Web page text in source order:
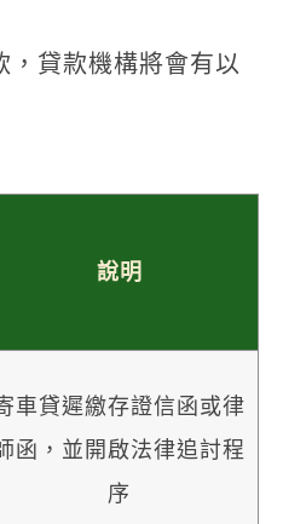
，貸款機構將會有以
說明
車貸遲繳存證信函或律
函，並開啟法律追討程
序